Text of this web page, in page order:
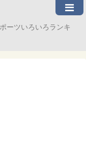
ーツいろいろランキ